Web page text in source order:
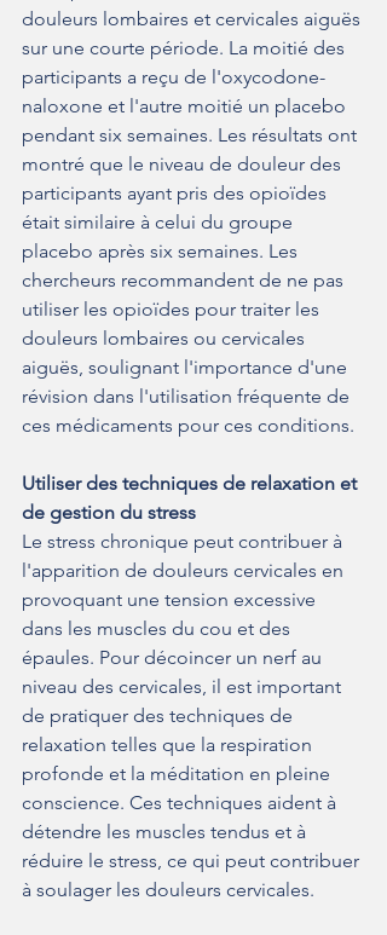
douleurs lombaires et cervicales aiguës
sur une courte période. La moitié des
participants a reçu de l'oxycodone-
naloxone et l'autre moitié un placebo
pendant six semaines. Les résultats ont
montré que le niveau de douleur des
participants ayant pris des opioïdes
était similaire à celui du groupe
placebo après six semaines. Les
chercheurs recommandent de ne pas
utiliser les opioïdes pour traiter les
douleurs lombaires ou cervicales
aiguës, soulignant l'importance d'une
révision dans l'utilisation fréquente de
ces médicaments pour ces conditions.
Utiliser des techniques de relaxation et
de gestion du stress
Le stress chronique peut contribuer à
l'apparition de douleurs cervicales en
provoquant une tension excessive
dans les muscles du cou et des
épaules. Pour décoincer un nerf au
niveau des cervicales, il est important
de pratiquer des techniques de
relaxation telles que la respiration
profonde et la méditation en pleine
conscience. Ces techniques aident à
détendre les muscles tendus et à
réduire le stress, ce qui peut contribuer
à soulager les douleurs cervicales.